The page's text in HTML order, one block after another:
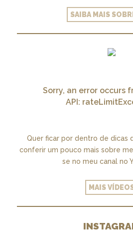
SAIBA MAIS
Sorry, an error occurs
API:
Quer ficar por dentro de dicas
conferir um pouco mais sobre
se no meu canal no
MAIS